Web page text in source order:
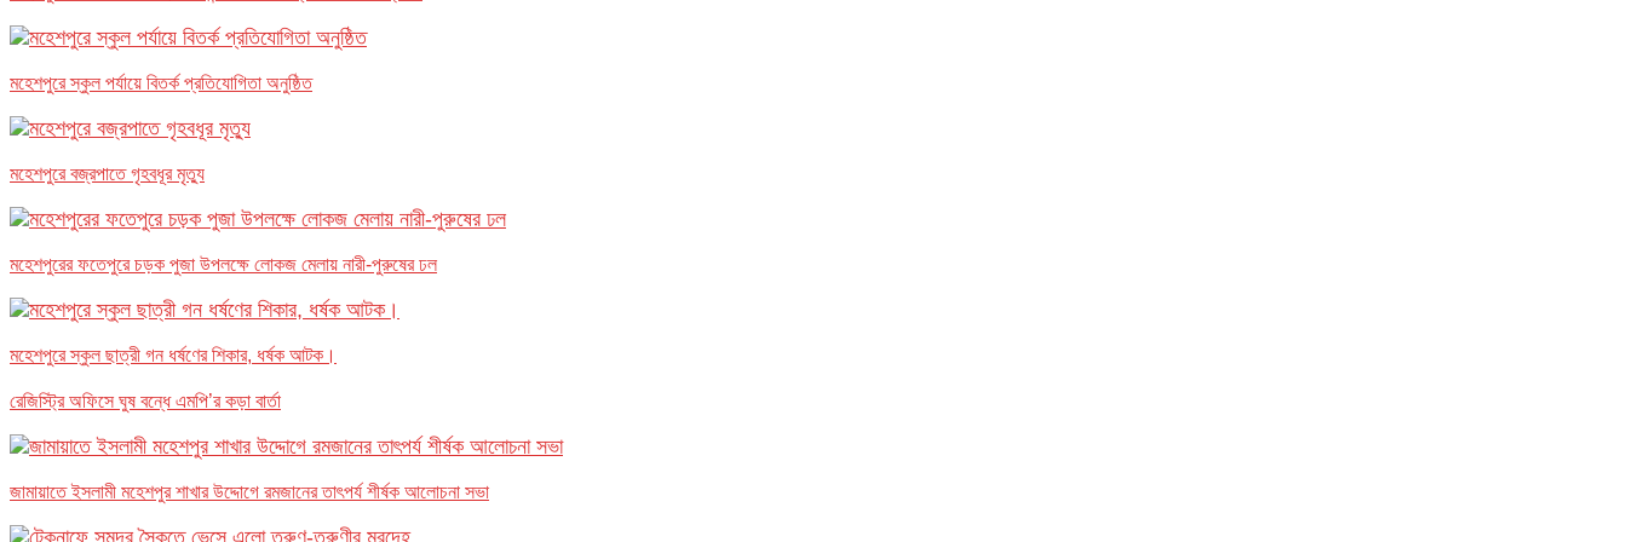
মহেশপুরে স্কুল পর্যায়ে বিতর্ক প্রতিযোগিতা অনুষ্ঠিত
মহেশপুরে বজ্রপাতে গৃহবধূর মৃত্যু
মহেশপুরের ফতেপুরে চড়ক পুজা উপলক্ষে লোকজ মেলায় নারী-পুরুষের ঢল
মহেশপুরে স্কুল ছাত্রী গন ধর্ষণের শিকার, ধর্ষক আটক।
রেজিস্ট্রি অফিসে ঘুষ বন্ধে এমপি’র কড়া বার্তা
জামায়াতে ইসলামী মহেশপুর শাখার উদ্দোগে রমজানের তাৎপর্য শীর্ষক আলোচনা সভা